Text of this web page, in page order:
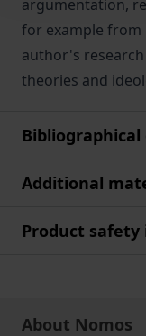
argumentation,
for example from
author's
theories and
Bibliographical
Additional
Product
About Nomos